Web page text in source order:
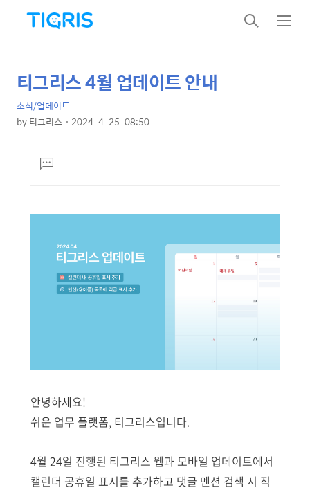
검
색
메
뉴
상
세
컨
본
제
목
티그리스 4월 업데이트 안내
소식/업데이트
by티그리스 2024. 4. 25. 08:50
댓
글
안녕하세요!
쉬운 업무 플랫폼, 티그리스입니다.
4월 24일 진행된 티그리스 웹과 모바일 업데이트에서
캘린더 공휴일 표시를 추가하고 댓글 멘션 검색 시 직